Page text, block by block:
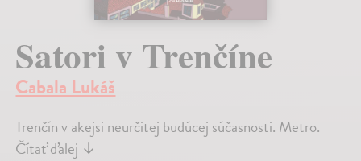
Satori v Trenčíne
Cabala Lukáš
Trenčín v akejsi neurčitej budúcej súčasnosti. Metro.
Čítať ďalej↓